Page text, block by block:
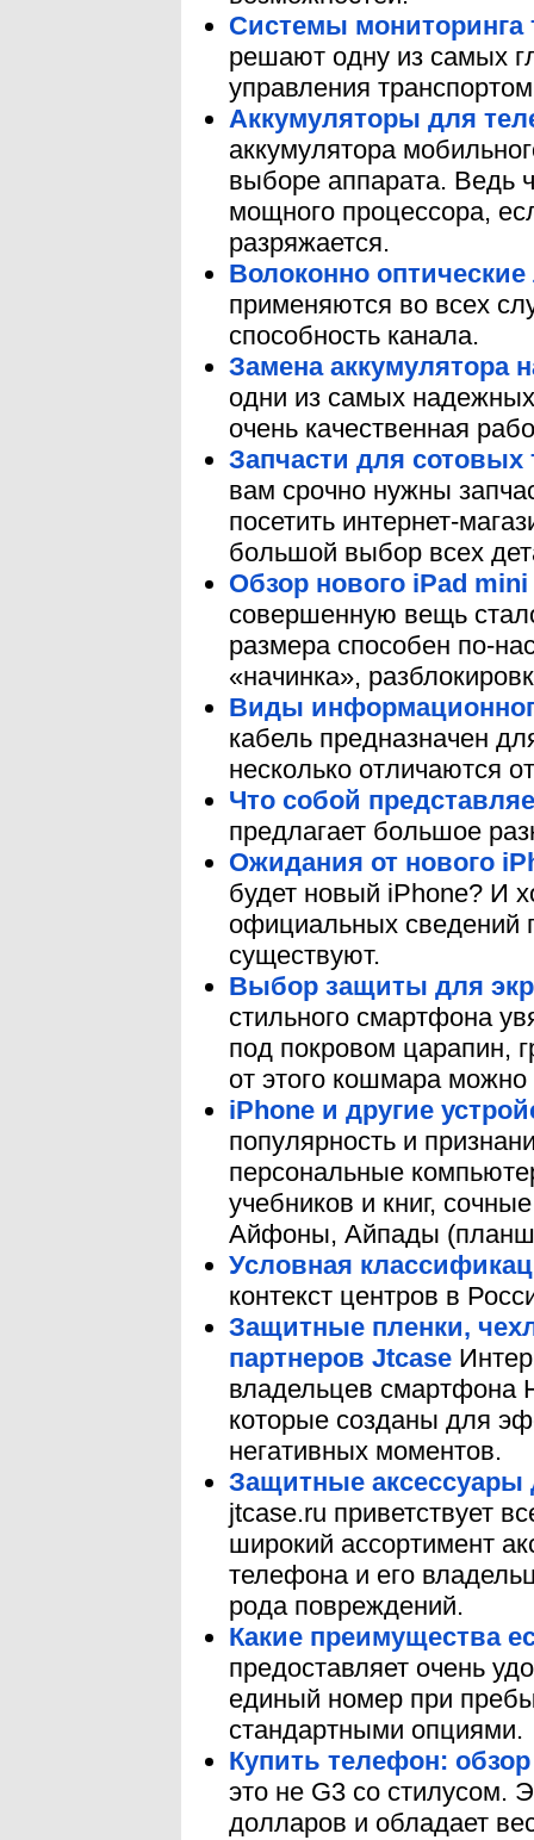
Системы мониторинга
решают одну из самых
управления
Аккумуляторы для
аккумулятора
выборе аппарата. Ведь
мощного процессора,
разряжается.
Волоконно
применяются во всех
способность канала.
Замена аккумулятора
одни из самых
очень качественная
Запчасти для
вам срочно нужны
посетить интернет-
большой выбор всех
Обзор нового iPad mini
совершенную вещь
размера способен по-
«начинка»,
Виды
кабель предназначен
несколько отличаются
Что собой
предлагает большое
Ожидания от нового
будет новый iPhone? И
официальных сведений
существуют.
Выбор защиты для
стильного смартфона
под покровом царапин,
от этого кошмара
iPhone и другие
популярность и
персональные
учебников и книг,
Айфоны, Айпады
Условная
контекст центров в
Защитные пленки,
партнеров Jtcase
владельцев смартфона
которые созданы для
негативных моментов.
Защитные аксессуары
jtcase.ru приветствует
широкий ассортимент
телефона и его
рода повреждений.
Какие преимущества
предоставляет очень
единый номер при
стандартными опциями.
Купить телефон:
это не G3 со стилусом.
долларов и обладает